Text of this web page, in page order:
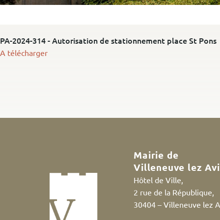
PA-2024-314 - Autorisation de stationnement place St Pons
A télécharger
Mairie de
Villeneuve lez
Hôtel de Ville,
2 rue de la République,
30404 – Villeneuve lez